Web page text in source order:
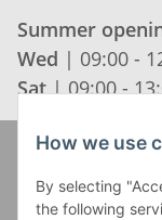
Summer
Wed | 09:00 -
Sat | 09:00 -
How we use
By selecting
the following